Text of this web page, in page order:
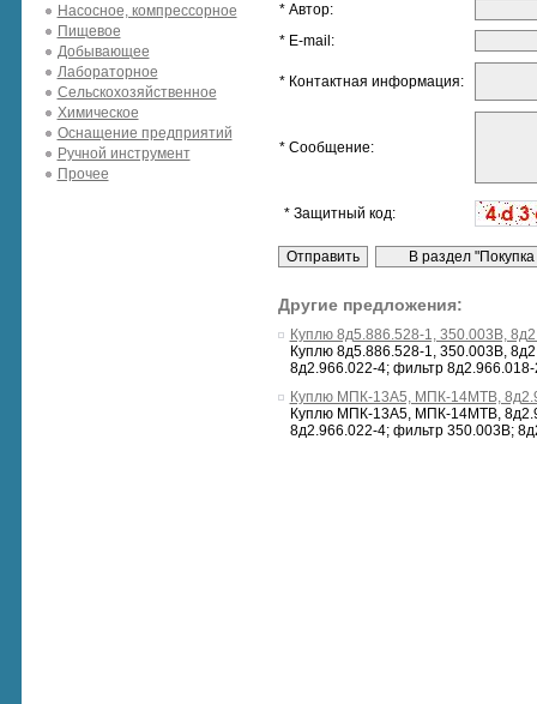
Насосное, компрессорное
Пищевое
Добывающее
Лабораторное
Сельскохозяйственное
Химическое
Оснащение предприятий
Ручной инструмент
Прочее
* Автор:
* E-mail:
* Контактная информация:
* Сообщение:
* Защитный код:
Другие предложения:
Куплю 8д5.886.528-1, 350.003В,
Куплю 8д5.886.528-1, 350.003В,
8д2.966.022-4; фильтр
Куплю МПК-13А5, МПК-14МТВ,
Куплю МПК-13А5, МПК-14МТВ,
8д2.966.022-4; фильтр 350.003В;